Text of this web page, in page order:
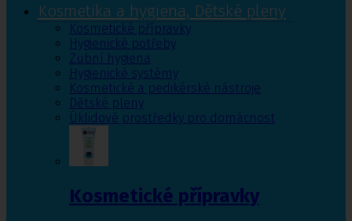
Kosmetika a hygiena, Dětské pleny
Kosmetické přípravky
Hygienické potřeby
Zubní hygiena
Hygienické systémy
Kosmetické a pedikérské nástroje
Dětské pleny
Úklidové prostředky pro domácnost
Kosmetické přípravky